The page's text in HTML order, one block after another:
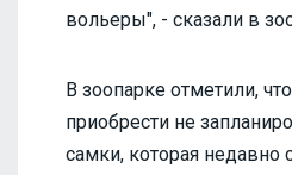
вольеры", - сказали в
В зоопарке отметили,
приобрести не
самки, которая недавно